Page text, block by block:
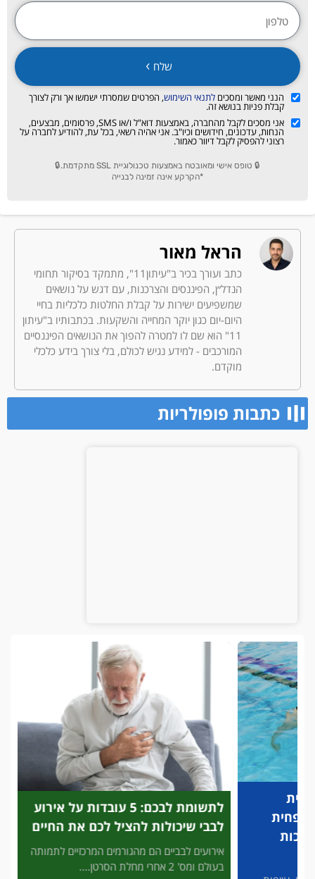
הנני מאשר ומסכים לתנאי השימוש, הפרטים שמסרתי ישמשו אך ורק לצורך
קבלת פניות בנושא זה.
אני מסכים לקבל מהחברה, באמצעות דוא"ל ו/או SMS, פרסומים, מבצעים,
הנחות, עדכונים, חידושים וכיו"ב. אני אהיה רשאי, בכל עת, להודיע לחברה על
רצוני להפסיק לקבל דיוור כאמור.
שלח
🔒 טופס אישי ומאובטח באמצעות טכנולוגיית SSL מתקדמת.🔒
*הקרקע אינה זמינה לבנייה
הראל מאור
כתב ועורך בכיר ב"עיתון11", מתמקד בסיקור תחומי
הנדל״ן, הפיננסים והצרכנות, עם דגש על נושאים
שמשפיעים ישירות על קבלת החלטות כלכליות בחיי
היום-יום כגון יוקר המחייה והשקעות. בכתבותיו ב"עיתון
11" הוא שם לו למטרה להפוך את הנושאים הפיננסיים
המורכבים - למידע נגיש לכולם, בלי צורך בידע כלכלי
מוקדם.
כתבות פופולריות​
לתשומת לבכם: 5 עובדות על אירוע
לבבי שיכולות להציל לכם את החיים
אירועים לבביים הם מהגורמים המרכזיים לתמותה
בעולם ומס' 2 אחרי מחלת הסרטן....